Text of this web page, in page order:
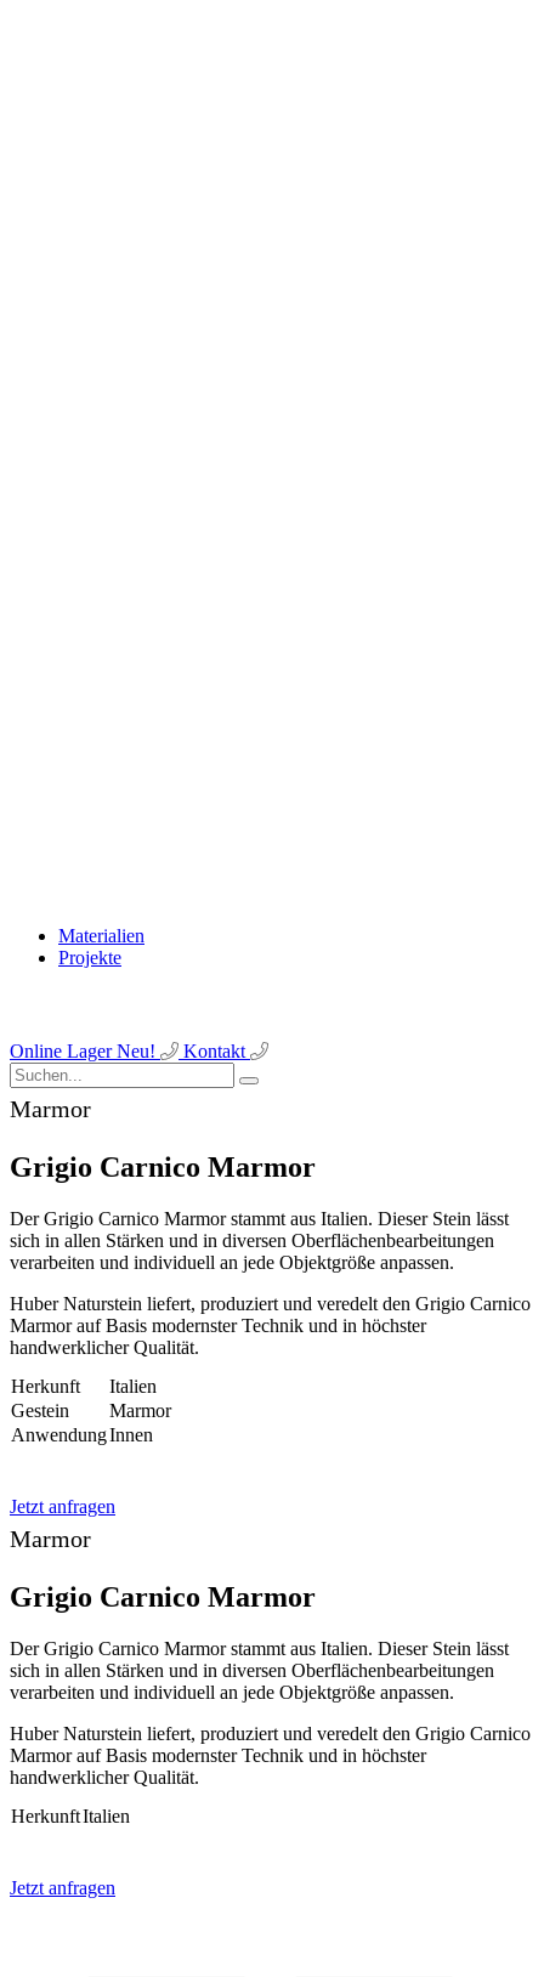
Materialien
Projekte
Online LagerNeu! Kontakt
Marmor
Grigio Carnico Marmor
Der Grigio Carnico Marmor stammt aus Italien. Dieser Stein lässt
sich in allen Stärken und in diversen Oberflächenbearbeitungen
verarbeiten und individuell an jede Objektgröße anpassen.
Huber Naturstein liefert, produziert und veredelt den Grigio Carnico
Marmor auf Basis modernster Technik und in höchster
handwerklicher Qualität.
Herkunft
Italien
Gestein
Marmor
AnwendungInnen
Jetzt anfragen
Marmor
Grigio Carnico Marmor
Der Grigio Carnico Marmor stammt aus Italien. Dieser Stein lässt
sich in allen Stärken und in diversen Oberflächenbearbeitungen
verarbeiten und individuell an jede Objektgröße anpassen.
Huber Naturstein liefert, produziert und veredelt den Grigio Carnico
Marmor auf Basis modernster Technik und in höchster
handwerklicher Qualität.
HerkunftItalien
Jetzt anfragen